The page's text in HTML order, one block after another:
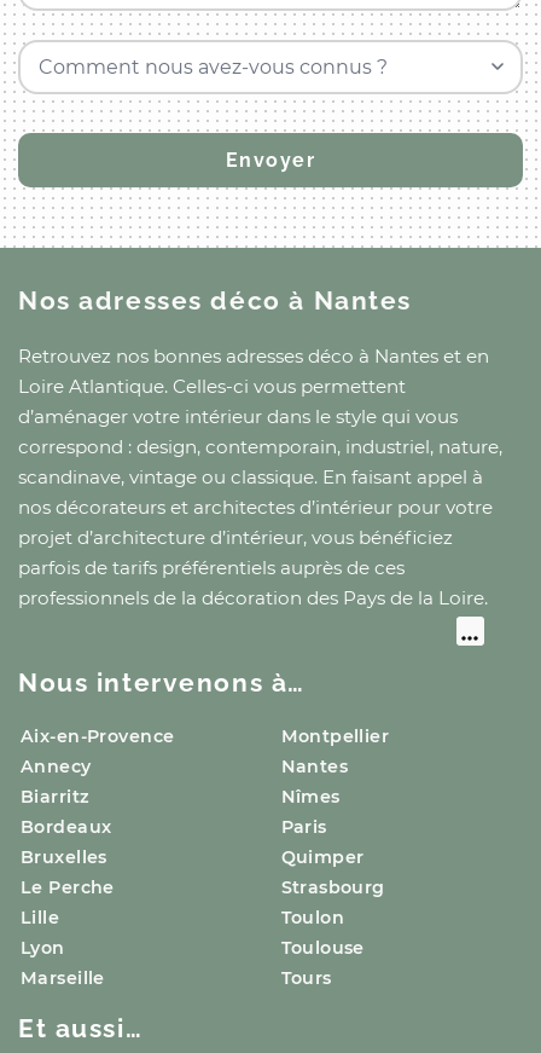
Comment nous avez-vous connus ?
Nos adresses décoà Nantes
Retrouvez nos bonnes adresses déco à Nantes et en
Loire Atlantique. Celles-ci vous permettent
d’aménager votre intérieur dans le style qui vous
correspond : design, contemporain, industriel, nature,
scandinave, vintage ou classique. En faisant appel à
nos décorateurs et architectes d’intérieur pour votre
projet d’architecture d’intérieur, vous bénéficiez
parfois de tarifs préférentiels auprès de ces
professionnels de la décoration des Pays de la Loire.
Nous intervenons à…
Aix-en-Provence
Annecy
Biarritz
Bordeaux
Bruxelles
Le Perche
Lille
Lyon
Marseille
Montpellier
Nantes
Nîmes
Paris
Quimper
Strasbourg
Toulon
Toulouse
Tours
Et aussi…